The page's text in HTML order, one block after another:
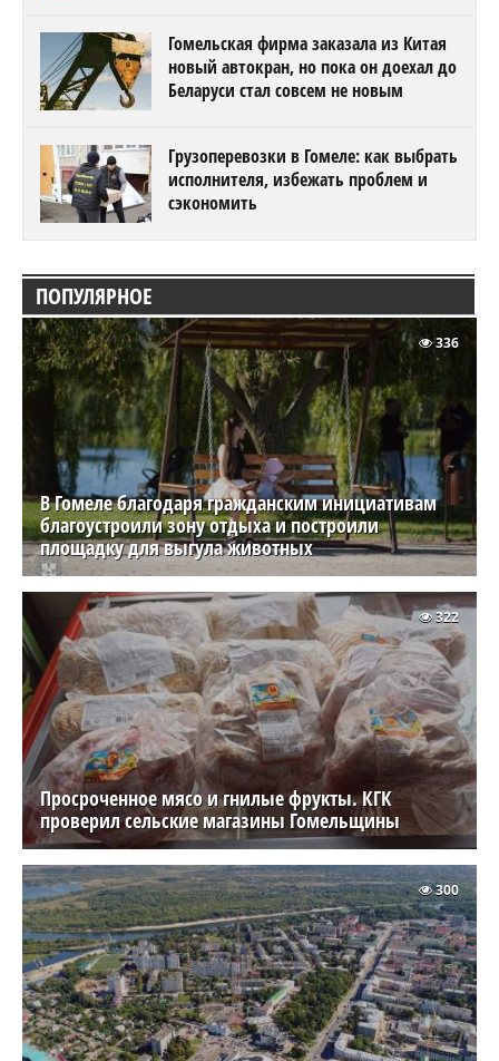
Гомельская фирма заказала из Китая
новый автокран, но пока он доехал до
Беларуси стал совсем не новым
Грузоперевозки в Гомеле: как выбрать
исполнителя, избежать проблем и
сэкономить
ПОПУЛЯРНОЕ
В Гомеле благодаря гражданским инициативам
благоустроили зону отдыха и построили
площадку для выгула животных
336
Просроченное мясо и гнилые фрукты. КГК
проверил сельские магазины Гомельщины
322
300